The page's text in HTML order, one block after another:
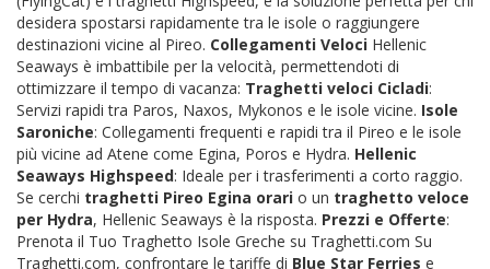
desidera spostarsi rapidamente tra le isole o raggiungere
destinazioni vicine al Pireo. Collegamenti Veloci Hellenic
Seaways è imbattibile per la velocità, permettendoti di
ottimizzare il tempo di vacanza: Traghetti veloci Cicladi:
Servizi rapidi tra Paros, Naxos, Mykonos e le isole vicine. Isole
Saroniche: Collegamenti frequenti e rapidi tra il Pireo e le isole
più vicine ad Atene come Egina, Poros e Hydra. Hellenic
Seaways Highspeed: Ideale per i trasferimenti a corto raggio.
Se cerchi traghetti Pireo Egina orari o un traghetto veloce
per Hydra, Hellenic Seaways è la risposta. Prezzi e Offerte:
Prenota il Tuo Traghetto Isole Greche su Traghetti.com Su
Traghetti.com, confrontare le tariffe di Blue Star Ferries e